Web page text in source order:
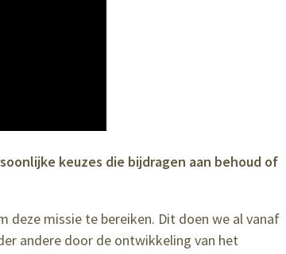
keuzes die bijdragen aan behoud of
deze missie te bereiken. Dit doen we al vanaf
andere door de ontwikkeling van het